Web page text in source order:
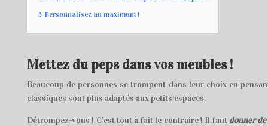
3 Personnalisez au maximum !
Mettez du peps dans vos meubles !
Beaucoup de personnes se trompent dans leur choix en
classiques sont plus adaptés aux petits espaces.
Détrompez-vous ! C’est tout à fait le contraire ! Il faut donner